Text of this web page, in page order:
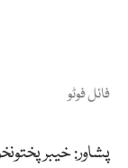
فائل فوٹو
پشاور: خیبر